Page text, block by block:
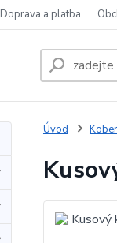
Doprava a platba
Úvod